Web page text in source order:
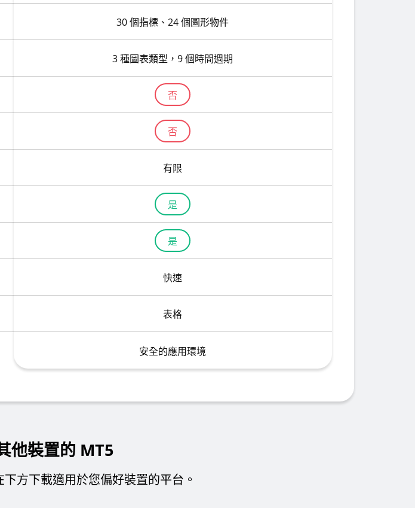
30 個指標、24 個圖形物件
3 種圖表類型，9 個時間週期
否
否
有限
是
是
快速
表格
安全的應用環境
他裝置的 MT5
方下載適用於您偏好裝置的平台。